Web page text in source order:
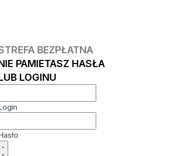
BEZPŁATNA
PAMIETASZ HASŁA
LOGINU